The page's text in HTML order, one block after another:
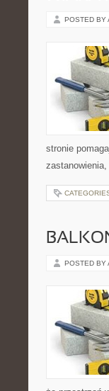
POSTED BY
stronie
POSTED BY